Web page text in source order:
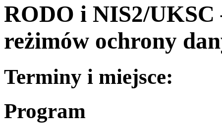
RODO i NIS2/UKSC
reżimów ochrony
Terminy i miejsce:
Program